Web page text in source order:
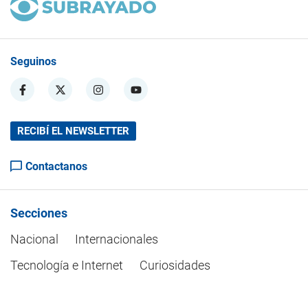
Seguinos
RECIBÍ EL NEWSLETTER
Contactanos
Secciones
Nacional
Internacionales
Tecnología e Internet
Curiosidades